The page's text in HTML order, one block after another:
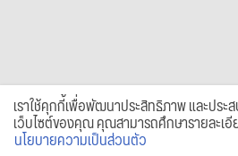
เราใช้คุกกี้เพื่อพัฒนาประสิทธิภาพ และประ
เว็บไซต์ของคุณ คุณสามารถศึกษารายละเ
นโยบายความเป็นส่วนตัว